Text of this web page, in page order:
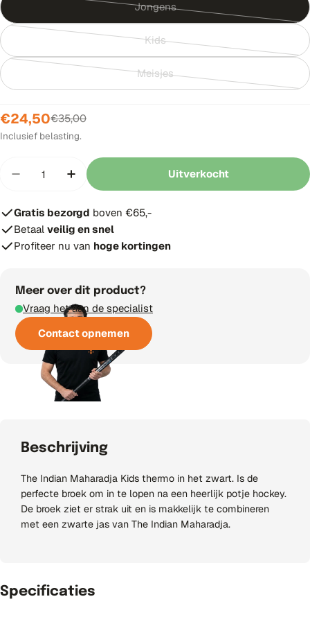
Jongens
Variant
of
beschikbaar
Kids
Variant
of
Meisjes
Variant
Verkoopprijs
€24,50
Normale
prijs
€35,00
Inclusief belasting.
Hoeveelheid verminderen voor The Indian
Verhoog aantal voor The Indian
Uitverkocht
Gratis bezorgd boven €65,-
Betaal veilig en snel
Profiteer nu van hoge kortingen
Meer over dit product?
Vraag het aan de specialist
Contact opnemen
Beschrijving
The Indian Maharadja Kids thermo in het zwart. Is de
perfecte broek om in te lopen na een heerlijk potje hockey.
De broek ziet er strak uit en is makkelijk te combineren
met een zwarte jas van The Indian Maharadja.
Specificaties